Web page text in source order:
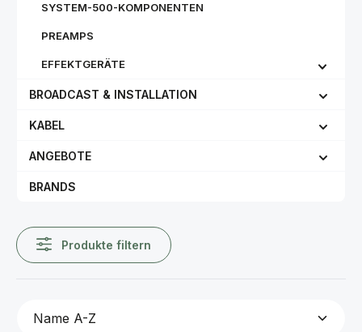
SYSTEM-500-KOMPONENTEN
PREAMPS
EFFEKTGERÄTE
BROADCAST & INSTALLATION
KABEL
ANGEBOTE
BRANDS
Produkte filtern